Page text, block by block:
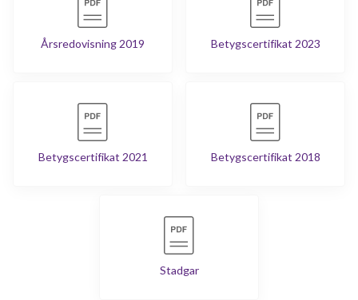
Årsredovisning 2019 Betygscertifikat 2023
Betygscertifikat 2021 Betygscertifikat 2018
Stadgar